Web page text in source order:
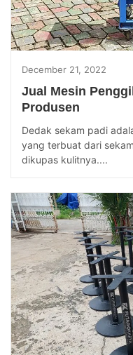
December 21, 2022
Jual Mesin
Produsen
Dedak sekam padi
yang terbuat dari
dikupas kulitnya....